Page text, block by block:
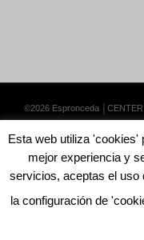
©2026 Espronceda
Esta web utiliza 'cookies'
mejor experiencia y
servicios, aceptas el uso
la configuración deEnglish